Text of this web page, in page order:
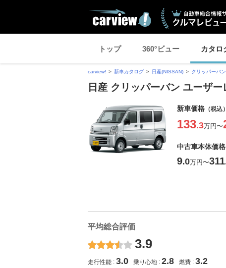
トップ 360°ビュー カタロ
carview! 新車カタログ 日産(NISSAN) クリッパーバン
日産 クリッパーバン ユーザ
新車価格 （税込）
133.3万円〜
中古車本体価格
9.0万円〜311
平均総合評価
3.9
走行性能 3.0 乗り心地 2.8 燃費 3.2